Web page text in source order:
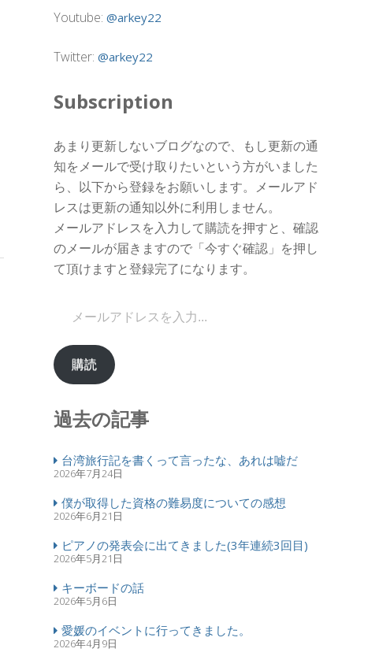
Youtube: @arkey22
Twitter: @arkey22
Subscription
あまり更新しないブログなので、もし更新の通
知をメールで受け取りたいという方がいました
ら、以下から登録をお願いします。メールアド
レスは更新の通知以外に利用しません。
メールアドレスを入力して購読を押すと、確認
のメールが届きますので「今すぐ確認」を押し
て頂けますと登録完了になります。
購読
過去の記事
台湾旅行記を書くって言ったな、あれは嘘だ
2026年7月24日
僕が取得した資格の難易度についての感想
2026年6月21日
ピアノの発表会に出てきました(3年連続3回目)
2026年5月21日
キーボードの話
2026年5月6日
愛媛のイベントに行ってきました。
2026年4月9日